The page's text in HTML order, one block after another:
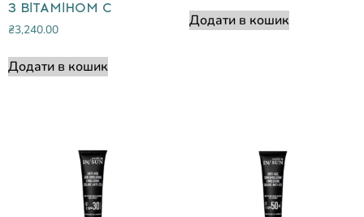
З ВІТАМІНОМ С
₴3,240.00
Додати в кошик
Додати в кошик